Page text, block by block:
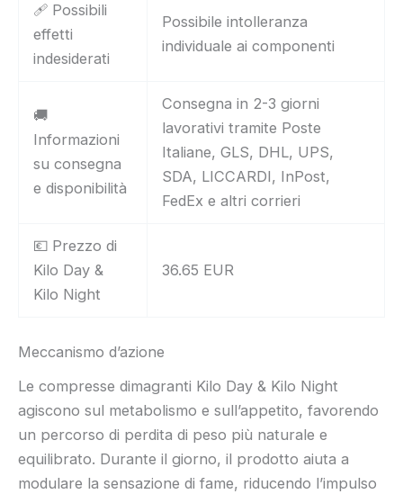
🩹 Possibili
effetti
indesiderati
Possibile intolleranza
individuale ai componenti
🚚
Informazioni
su consegna
e disponibilità
Consegna in 2-3 giorni
lavorativi tramite Poste
Italiane, GLS, DHL, UPS,
SDA, LICCARDI, InPost,
FedEx e altri corrieri
💶 Prezzo di
Kilo Day &
Kilo Night
36.65 EUR
Meccanismo d’azione
Le compresse dimagranti Kilo Day & Kilo Night
agiscono sul metabolismo e sull’appetito, favorendo
un percorso di perdita di peso più naturale e
equilibrato. Durante il giorno, il prodotto aiuta a
modulare la sensazione di fame, riducendo l’impulso